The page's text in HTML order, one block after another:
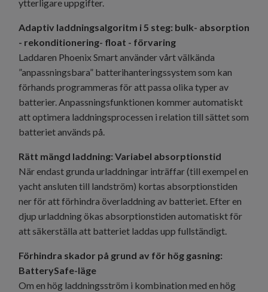
ytterligare uppgifter.
Adaptiv laddningsalgoritm i 5 steg: bulk- absorption
- rekonditionering- float - förvaring
Laddaren Phoenix Smart använder vårt välkända
”anpassningsbara” batterihanteringssystem som kan
förhands programmeras för att passa olika typer av
batterier. Anpassningsfunktionen kommer automatiskt
att optimera laddningsprocessen i relation till sättet som
batteriet används på.
Rätt mängd laddning: Variabel absorptionstid
När endast grunda urladdningar inträffar (till exempel en
yacht ansluten till landström) kortas absorptionstiden
ner för att förhindra överladdning av batteriet. Efter en
djup urladdning ökas absorptionstiden automatiskt för
att säkerställa att batteriet laddas upp fullständigt.
Förhindra skador på grund av för hög gasning:
BatterySafe-läge
Om en hög laddningsström i kombination med en hög